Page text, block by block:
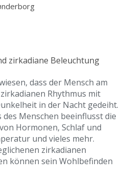
zirkadiane Beleuchtung
dass der Mensch am
Rhythmus mit
in der Nacht gedeiht.
Menschen beeinflusst die
Hormonen, Schlaf und
und vieles mehr.
zirkadianen
können sein Wohlbefinden